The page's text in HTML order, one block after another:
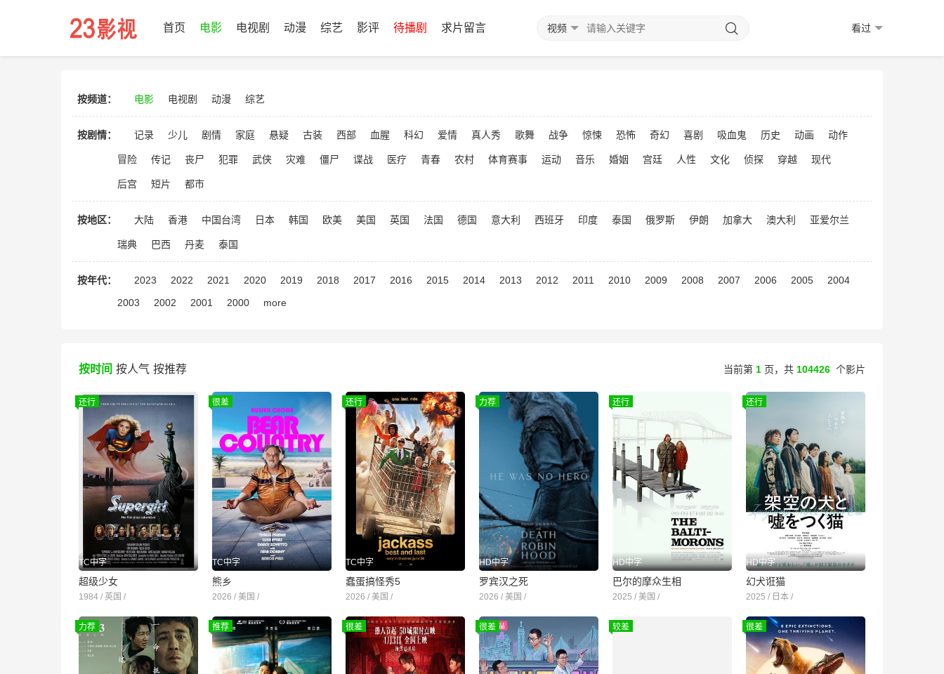
首页 电影 电视剧 动漫 综艺 影评 待播剧 求片留言 视频 看过
按频道： 电影 电视剧 动漫 综艺
按剧情： 记录 少儿 剧情 家庭 悬疑 古装 西部 血腥 科幻 爱情 真人秀 歌舞 战争 惊悚 恐怖 奇幻 喜剧 吸血鬼 历史 动画 动作
冒险 传记 丧尸 犯罪 武侠 灾难 僵尸 谍战 医疗 青春 农村 体育赛事 运动 音乐 婚姻 宫廷 人性 文化 侦探 穿越 现代
后宫 短片 都市
按地区： 大陆 香港 中国台湾 日本 韩国 欧美 美国 英国 法国 德国 意大利 西班牙 印度 泰国 俄罗斯 伊朗 加拿大 澳大利 亚爱尔兰
瑞典 巴西 丹麦 泰国
按年代： 2023 2022 2021 2020 2019 2018 2017 2016 2015 2014 2013 2012 2011 2010 2009 2008 2007 2006 2005
2004
2003
2002 2001 2000 more
按时间 按人气 按推荐 当前第 1 页， 共 104426 个影片
还行
TC中字
超级少女
1984 / 英国 /
很差
TC中字
熊乡
2026 / 美国 /
还行
TC中字
蠢蛋搞怪秀5
2026 / 美国 /
力荐
HD中字
罗宾汉之死
2026 / 美国 /
还行
HD中字
巴尔的摩众生相
2025 / 美国 /
还行
HD中字
幻犬诳猫
2025 / 日本 /
力荐 推荐 很差 很差 较差 很差